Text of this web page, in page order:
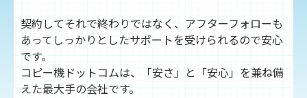
契約してそれで終わりではなく、アフターフォローも
あってしっかりとしたサポートを受けられるので安心
です。
コピー機ドットコムは、「安さ」と「安心」を兼ね備
えた最大手の会社です。